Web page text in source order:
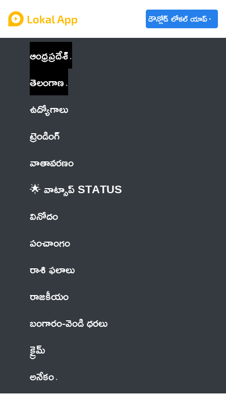
డౌన్లోడ్ లోకల్ యాప్
ఆంధ్రప్రదేశ్
తెలంగాణ
ఉద్యోగాలు
ట్రెండింగ్
వాతావరణం
🌟 వాట్సాప్ STATUS
వినోదం
పంచాంగం
రాశి ఫలాలు
రాజకీయం
బంగారం-వెండి ధరలు
క్రైమ్
అనేకం